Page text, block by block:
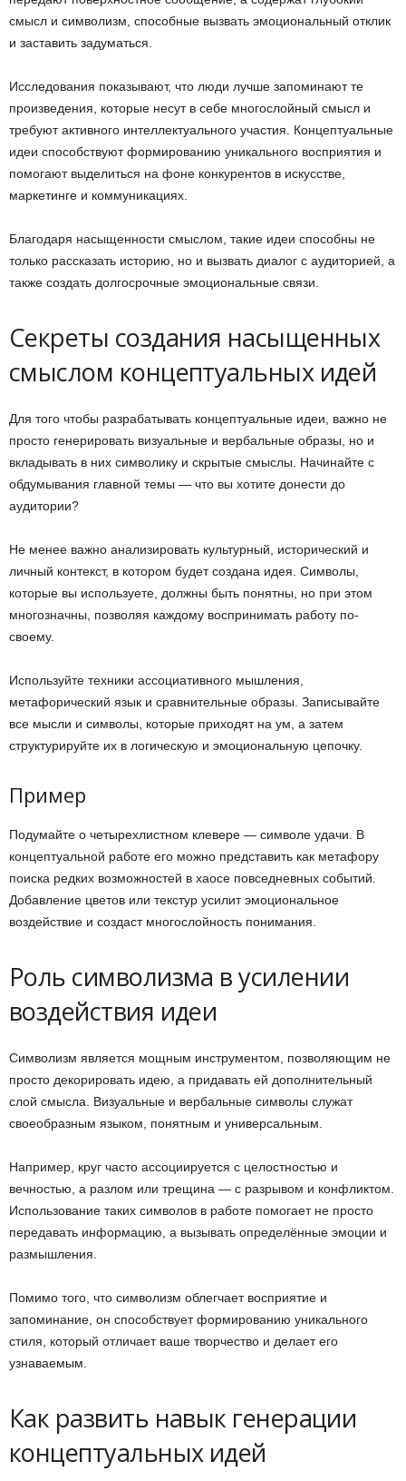
смысл и символизм, способные вызвать эмоциональный отклик
и заставить задуматься.
Исследования показывают, что люди лучше запоминают те
произведения, которые несут в себе многослойный смысл и
требуют активного интеллектуального участия. Концептуальные
идеи способствуют формированию уникального восприятия и
помогают выделиться на фоне конкурентов в искусстве,
маркетинге и коммуникациях.
Благодаря насыщенности смыслом, такие идеи способны не
только рассказать историю, но и вызвать диалог с аудиторией, а
также создать долгосрочные эмоциональные связи.
Секреты создания насыщенных
смыслом концептуальных идей
Для того чтобы разрабатывать концептуальные идеи, важно не
просто генерировать визуальные и вербальные образы, но и
вкладывать в них символику и скрытые смыслы. Начинайте с
обдумывания главной темы — что вы хотите донести до
аудитории?
Не менее важно анализировать культурный, исторический и
личный контекст, в котором будет создана идея. Символы,
которые вы используете, должны быть понятны, но при этом
многозначны, позволяя каждому воспринимать работу по-
своему.
Используйте техники ассоциативного мышления,
метафорический язык и сравнительные образы. Записывайте
все мысли и символы, которые приходят на ум, а затем
структурируйте их в логическую и эмоциональную цепочку.
Пример
Подумайте о четырехлистном клевере — символе удачи. В
концептуальной работе его можно представить как метафору
поиска редких возможностей в хаосе повседневных событий.
Добавление цветов или текстур усилит эмоциональное
воздействие и создаст многослойность понимания.
Роль символизма в усилении
воздействия идеи
Символизм является мощным инструментом, позволяющим не
просто декорировать идею, а придавать ей дополнительный
слой смысла. Визуальные и вербальные символы служат
своеобразным языком, понятным и универсальным.
Например, круг часто ассоциируется с целостностью и
вечностью, а разлом или трещина — с разрывом и конфликтом.
Использование таких символов в работе помогает не просто
передавать информацию, а вызывать определённые эмоции и
размышления.
Помимо того, что символизм облегчает восприятие и
запоминание, он способствует формированию уникального
стиля, который отличает ваше творчество и делает его
узнаваемым.
Как развить навык генерации
концептуальных идей